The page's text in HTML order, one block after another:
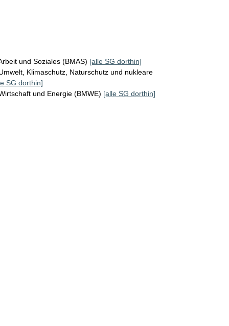
und Soziales (BMAS) [alle SG dorthin]
Klimaschutz, Naturschutz und nukleare
SG dorthin]
und Energie (BMWE) [alle SG dorthin]